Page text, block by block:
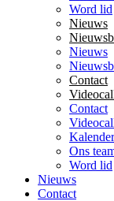
Word lid
Nieuws
Nieuws
Contact
Contact
Kalender
Ons
Word lid
Nieuws
Contact